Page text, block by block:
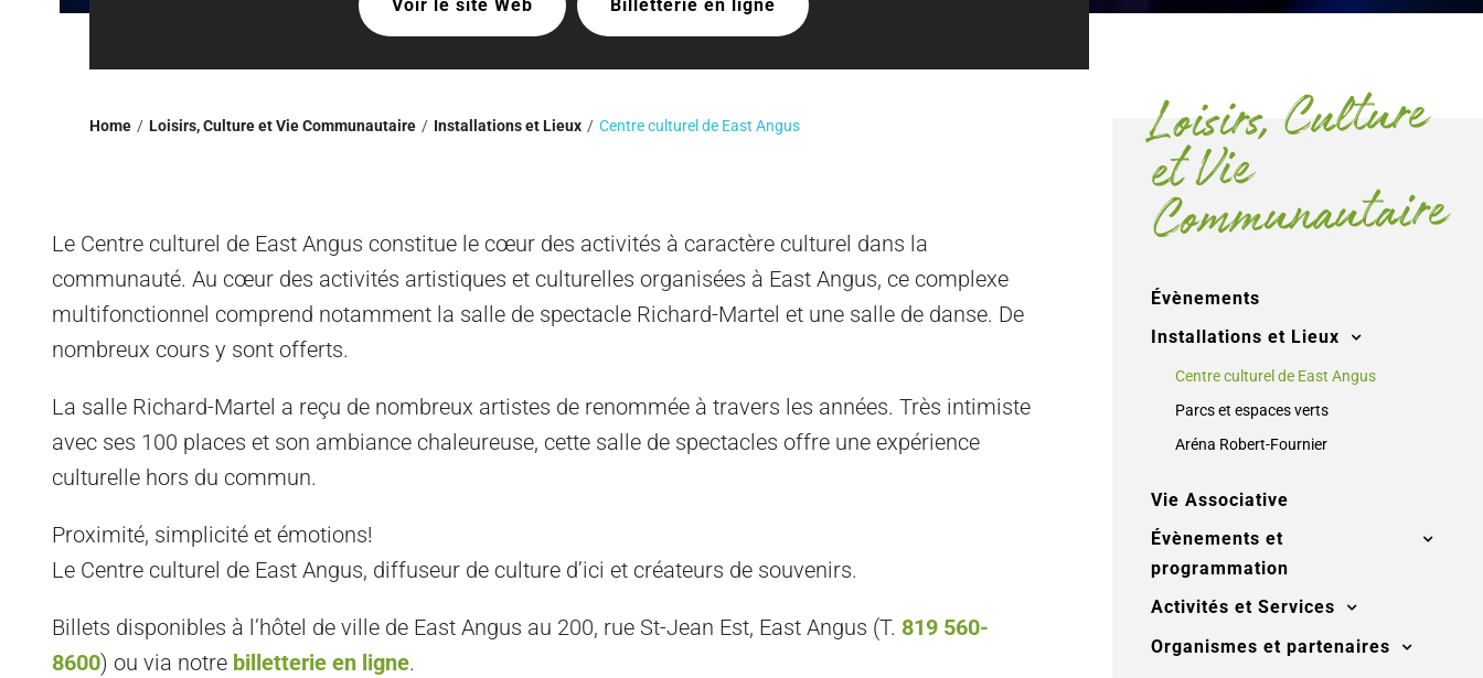
Voir le site Web Billetterie en ligne
Home Loisirs, Culture et Vie Communautaire Installations et Lieux Centre culturel de East Angus
Le Centre culturel de East Angus constitue le cœur des activités à caractère culturel dans la
communauté. Au cœur des activités artistiques et culturelles organisées à East Angus, ce complexe
multifonctionnel comprend notamment la salle de spectacle Richard-Martel et une salle de danse. De
nombreux cours y sont offerts.
La salle Richard-Martel a reçu de nombreux artistes de renommée à travers les années. Très intimiste
avec ses 100 places et son ambiance chaleureuse, cette salle de spectacles offre une expérience
culturelle hors du commun.
Proximité, simplicité et émotions!
Le Centre culturel de East Angus, diffuseur de culture d’ici et créateurs de souvenirs.
Billets disponibles à l’hôtel de ville de East Angus au 200, rue St-Jean Est, East Angus (T. 819 560-
8600) ou via notre billetterie en ligne.
Loisirs, Culture
et Vie
Communautaire
Évènements
Installations et Lieux
Centre culturel de East Angus
Parcs et espaces verts
Aréna Robert-Fournier
Vie Associative
Évènements et
programmation
Activités et Services
Organismes et partenaires